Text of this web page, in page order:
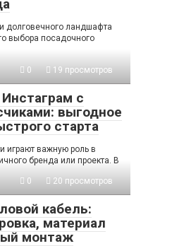
долговечного ландшафта
выбора посадочного
0 19 просмотров
с
выгодное
старта
играют важную роль в
бренда или проекта. В
0 20 просмотров
кабель:
материал
монтаж